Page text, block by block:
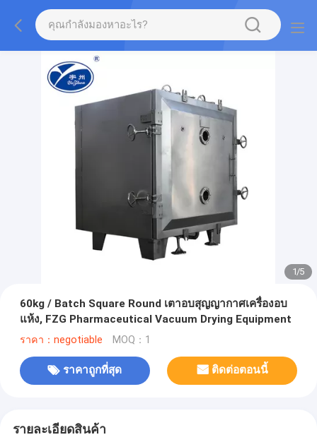
2/5
60kg / Batch Square Round เตาอบสุญญากาศเครื่องอบ
แห้ง, FZG Pharmaceutical Vacuum Drying Equipment
ราคา：negotiable MOQ：1
ราคาถูกที่สุด ติดต่อตอนนี้
รายละเอียดสินค้า